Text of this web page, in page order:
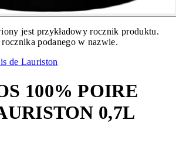
jest przykładowy rocznik produktu.
podanego w nazwie.
de Lauriston
100% POIRE
0,7L